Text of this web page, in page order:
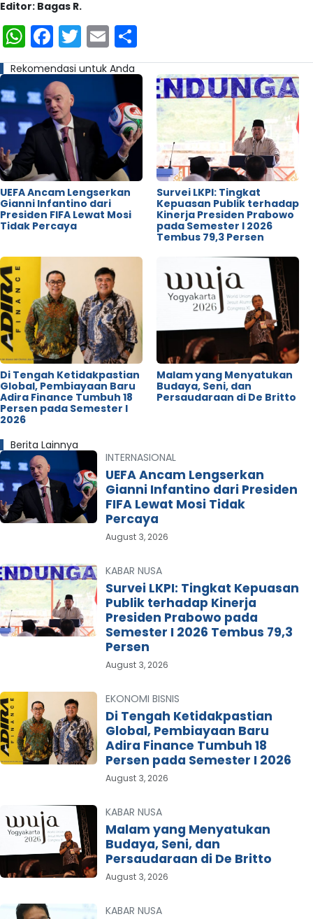
Editor: Bagas R.
WhatsApp
Facebook
Twitter
Email
Rekomendasi untuk Anda
UEFA Ancam Lengserkan
Gianni Infantino dari
Presiden FIFA Lewat Mosi
Tidak Percaya
Survei LKPI: Tingkat
Kepuasan Publik terhadap
Kinerja Presiden Prabowo
pada Semester I 2026
Tembus 79,3 Persen
Di Tengah Ketidakpastian
Global, Pembiayaan Baru
Adira Finance Tumbuh 18
Persen pada Semester I
2026
Malam yang Menyatukan
Budaya, Seni, dan
Persaudaraan di De Britto
Berita Lainnya
INTERNASIONAL
UEFA Ancam Lengserkan
Gianni Infantino dari Presiden
FIFA Lewat Mosi Tidak
Percaya
August 3, 2026
KABAR NUSA
Survei LKPI: Tingkat Kepuasan
Publik terhadap Kinerja
Presiden Prabowo pada
Semester I 2026 Tembus 79,3
Persen
August 3, 2026
EKONOMI BISNIS
Di Tengah Ketidakpastian
Global, Pembiayaan Baru
Adira Finance Tumbuh 18
Persen pada Semester I 2026
August 3, 2026
KABAR NUSA
Malam yang Menyatukan
Budaya, Seni, dan
Persaudaraan di De Britto
August 3, 2026
KABAR NUSA